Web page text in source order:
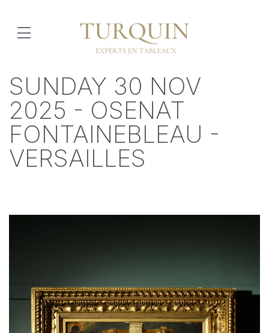
SUNDAY 30 NOV
2025 - OSENAT
FONTAINEBLEAU -
VERSAILLES